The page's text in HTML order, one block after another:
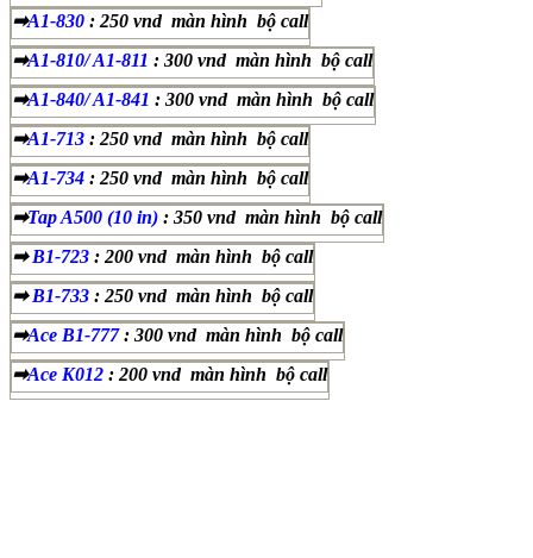
➡A1-830 : 250 vnd màn hình bộ call
➡A1-810/ A1-811 : 300 vnd màn hình bộ call
➡A1-840/ A1-841 : 300 vnd màn hình bộ call
➡A1-713 : 250 vnd màn hình bộ call
➡A1-734 : 250 vnd màn hình bộ call
➡Tap A500 (10 in) : 350 vnd màn hình bộ call
➡B1-723 : 200 vnd màn hình bộ call
➡B1-733 : 250 vnd màn hình bộ call
➡Ace B1-777: 300 vnd màn hình bộ call
➡Ace K012 : 200 vnd màn hình bộ call